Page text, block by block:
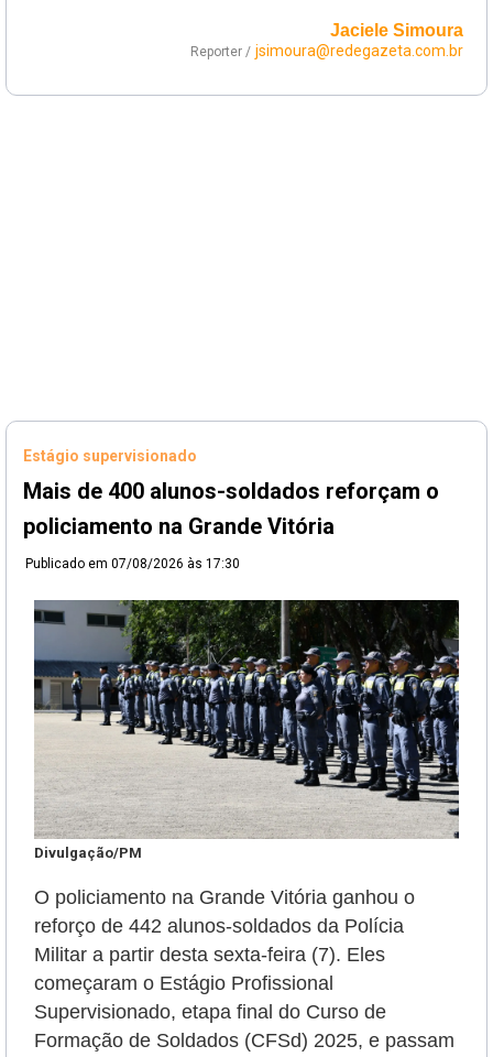
Jaciele Simoura
Reporter / jsimoura@redegazeta.com.br
Estágio supervisionado
Mais de 400 alunos-soldados reforçam o
policiamento na Grande Vitória
Publicado em 07/08/2026 às 17:30
Divulgação/PM
O policiamento na Grande Vitória ganhou o
reforço de 442 alunos-soldados da Polícia
Militar a partir desta sexta-feira (7). Eles
começaram o Estágio Profissional
Supervisionado, etapa final do Curso de
Formação de Soldados (CFSd) 2025, e passam